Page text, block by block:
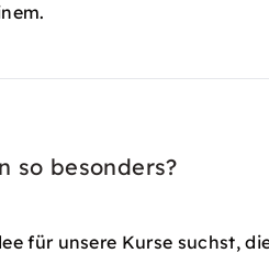
so besonders?
für unsere Kurse suchst,